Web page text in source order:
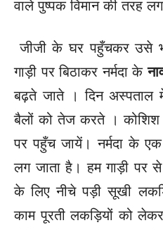
वाले पुष्पक विमान की तरह
जीजी के घर पहुँचकर उसे
गाड़ी पर बिठाकर नर्मदा के
बढ़ते जाते । दिन अस्पताल में
बैलों को तेज करते । कोशिश
पर पहुँच जायें। नर्मदा के
लग जाता है। हम गाड़ी पर
के लिए नीचे पड़ी सूखी
काम पूरती लकड़ियों को